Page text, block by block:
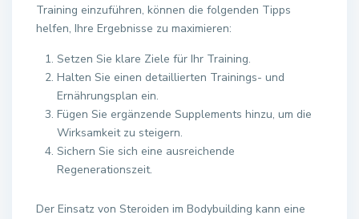
Training einzuführen, können die folgenden Tipps
helfen, Ihre Ergebnisse zu maximieren:
Setzen Sie klare Ziele für Ihr Training.
Halten Sie einen detaillierten Trainings- und
Ernährungsplan ein.
Fügen Sie ergänzende Supplements hinzu, um die
Wirksamkeit zu steigern.
Sichern Sie sich eine ausreichende
Regenerationszeit.
Der Einsatz von Steroiden im Bodybuilding kann eine